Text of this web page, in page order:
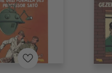
Merkzettel